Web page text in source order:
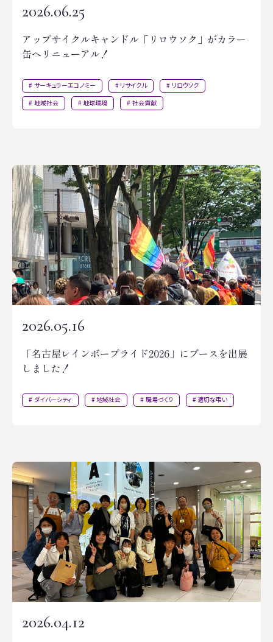
2026.06.25
アップサイクルキャンドル「リロウソク」がカラー
缶へリニューアル！
サーキュラーエコノミー リサイクル
リロウソク
地域社会
地球環境 社会貢献
2026.05.16
「名古屋レインボープライド2026」にブースを出展
しました！
ダイバーシティ 地域社会 職場づくり 適切な弔い
2026.04.12